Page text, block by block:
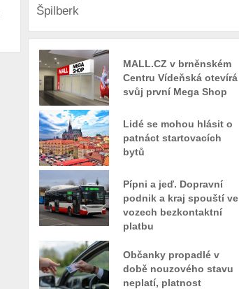
Špilberk
MALL.CZ v brněnském
Centru Vídeňská otevírá
svůj první Mega Shop
Lidé se mohou hlásit o
patnáct startovacích
bytů
Pípni a jeď. Dopravní
podnik a kraj spouští ve
vozech bezkontaktní
platbu
Občanky propadlé v
době nouzového stavu
neplatí, platnost